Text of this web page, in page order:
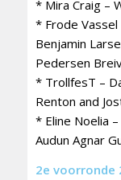
* Mira Craig –
* Frode Vassel
Benjamin
Pedersen
* TrollfesT –
Renton and
* Eline Noelia
Audun Agnar
2e voorronde